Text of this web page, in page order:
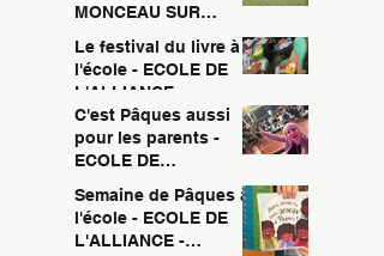
MONCEAU SUR
10 avr. 1 min de lecture
Le festival du livre à
l'école - ECOLE DE
L'ALLIANCE -
MONCEAU SUR
SAMBRE
10 avr. 1 min de lecture
C'est Pâques aussi
pour les parents -
ECOLE DE
MONCEAU SUR
SAMBRE
10 avr. 1 min de lecture
Semaine de Pâques à
l'école - ECOLE DE
L'ALLIANCE -